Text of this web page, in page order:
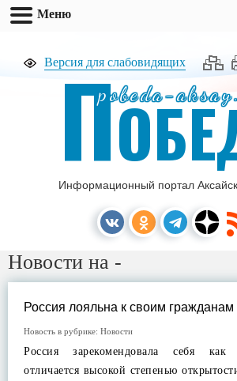
Версия для слабовидящих
pobeda-
П
Информационный портал
Новости на -
Россия лояльна к своим гражданам
Новость в рубрике: Новости
Россия зарекомендовала себя как
отличается высокой степенью
Меню